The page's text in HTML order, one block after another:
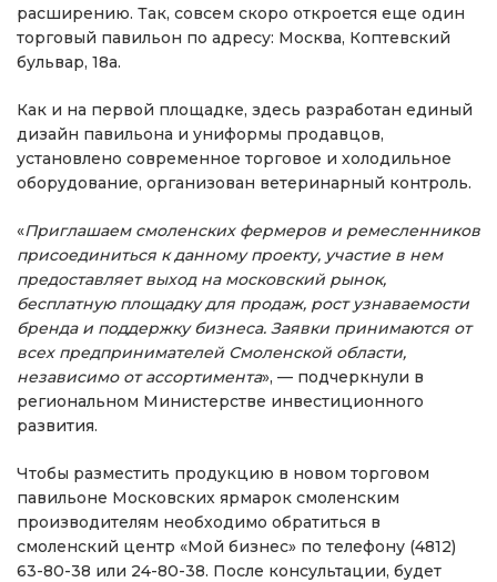
расширению. Так, совсем скоро откроется еще один
торговый павильон по адресу: Москва, Коптевский
бульвар, 18а.
Как и на первой площадке, здесь разработан единый
дизайн павильона и униформы продавцов,
установлено современное торговое и холодильное
оборудование, организован ветеринарный контроль.
«Приглашаем смоленских фермеров и ремесленников
присоединиться к данному проекту, участие в нем
предоставляет выход на московский рынок,
бесплатную площадку для продаж, рост узнаваемости
бренда и поддержку бизнеса. Заявки принимаются от
всех предпринимателей Смоленской области,
независимо от ассортимента», — подчеркнули в
региональном Министерстве инвестиционного
развития.
Чтобы разместить продукцию в новом торговом
павильоне Московских ярмарок смоленским
производителям необходимо обратиться в
смоленский центр «Мой бизнес» по телефону (4812)
63-80-38 или 24-80-38. После консультации, будет